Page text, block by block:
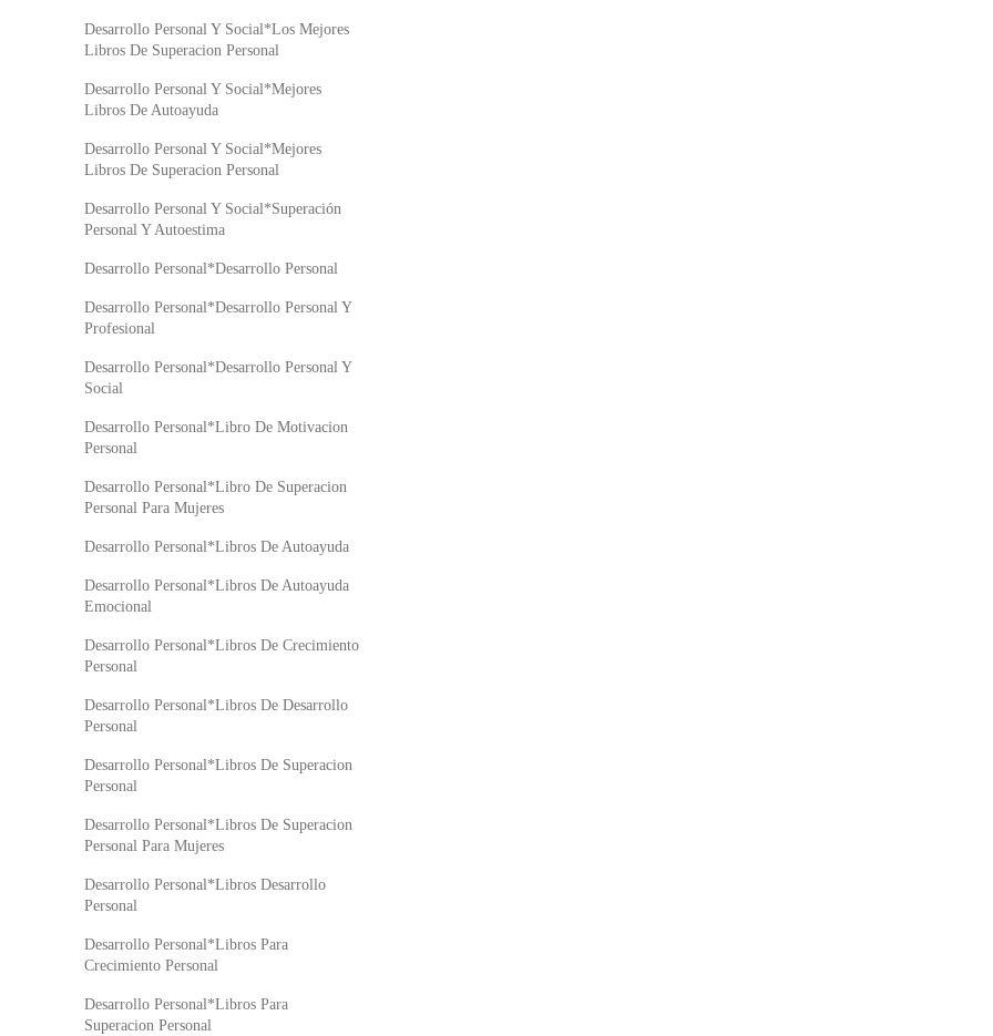
Desarrollo Personal Y Social*Los Mejores
Libros De Superacion Personal
Desarrollo Personal Y Social*Mejores
Libros De Autoayuda
Desarrollo Personal Y Social*Mejores
Libros De Superacion Personal
Desarrollo Personal Y Social*Superación
Personal Y Autoestima
Desarrollo Personal*Desarrollo Personal
Desarrollo Personal*Desarrollo Personal Y
Profesional
Desarrollo Personal*Desarrollo Personal Y
Social
Desarrollo Personal*Libro De Motivacion
Personal
Desarrollo Personal*Libro De Superacion
Personal Para Mujeres
Desarrollo Personal*Libros De Autoayuda
Desarrollo Personal*Libros De Autoayuda
Emocional
Desarrollo Personal*Libros De Crecimiento
Personal
Desarrollo Personal*Libros De Desarrollo
Personal
Desarrollo Personal*Libros De Superacion
Personal
Desarrollo Personal*Libros De Superacion
Personal Para Mujeres
Desarrollo Personal*Libros Desarrollo
Personal
Desarrollo Personal*Libros Para
Crecimiento Personal
Desarrollo Personal*Libros Para
Superacion Personal